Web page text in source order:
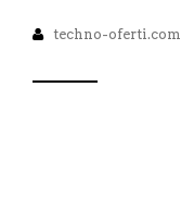
techno-oferti.com